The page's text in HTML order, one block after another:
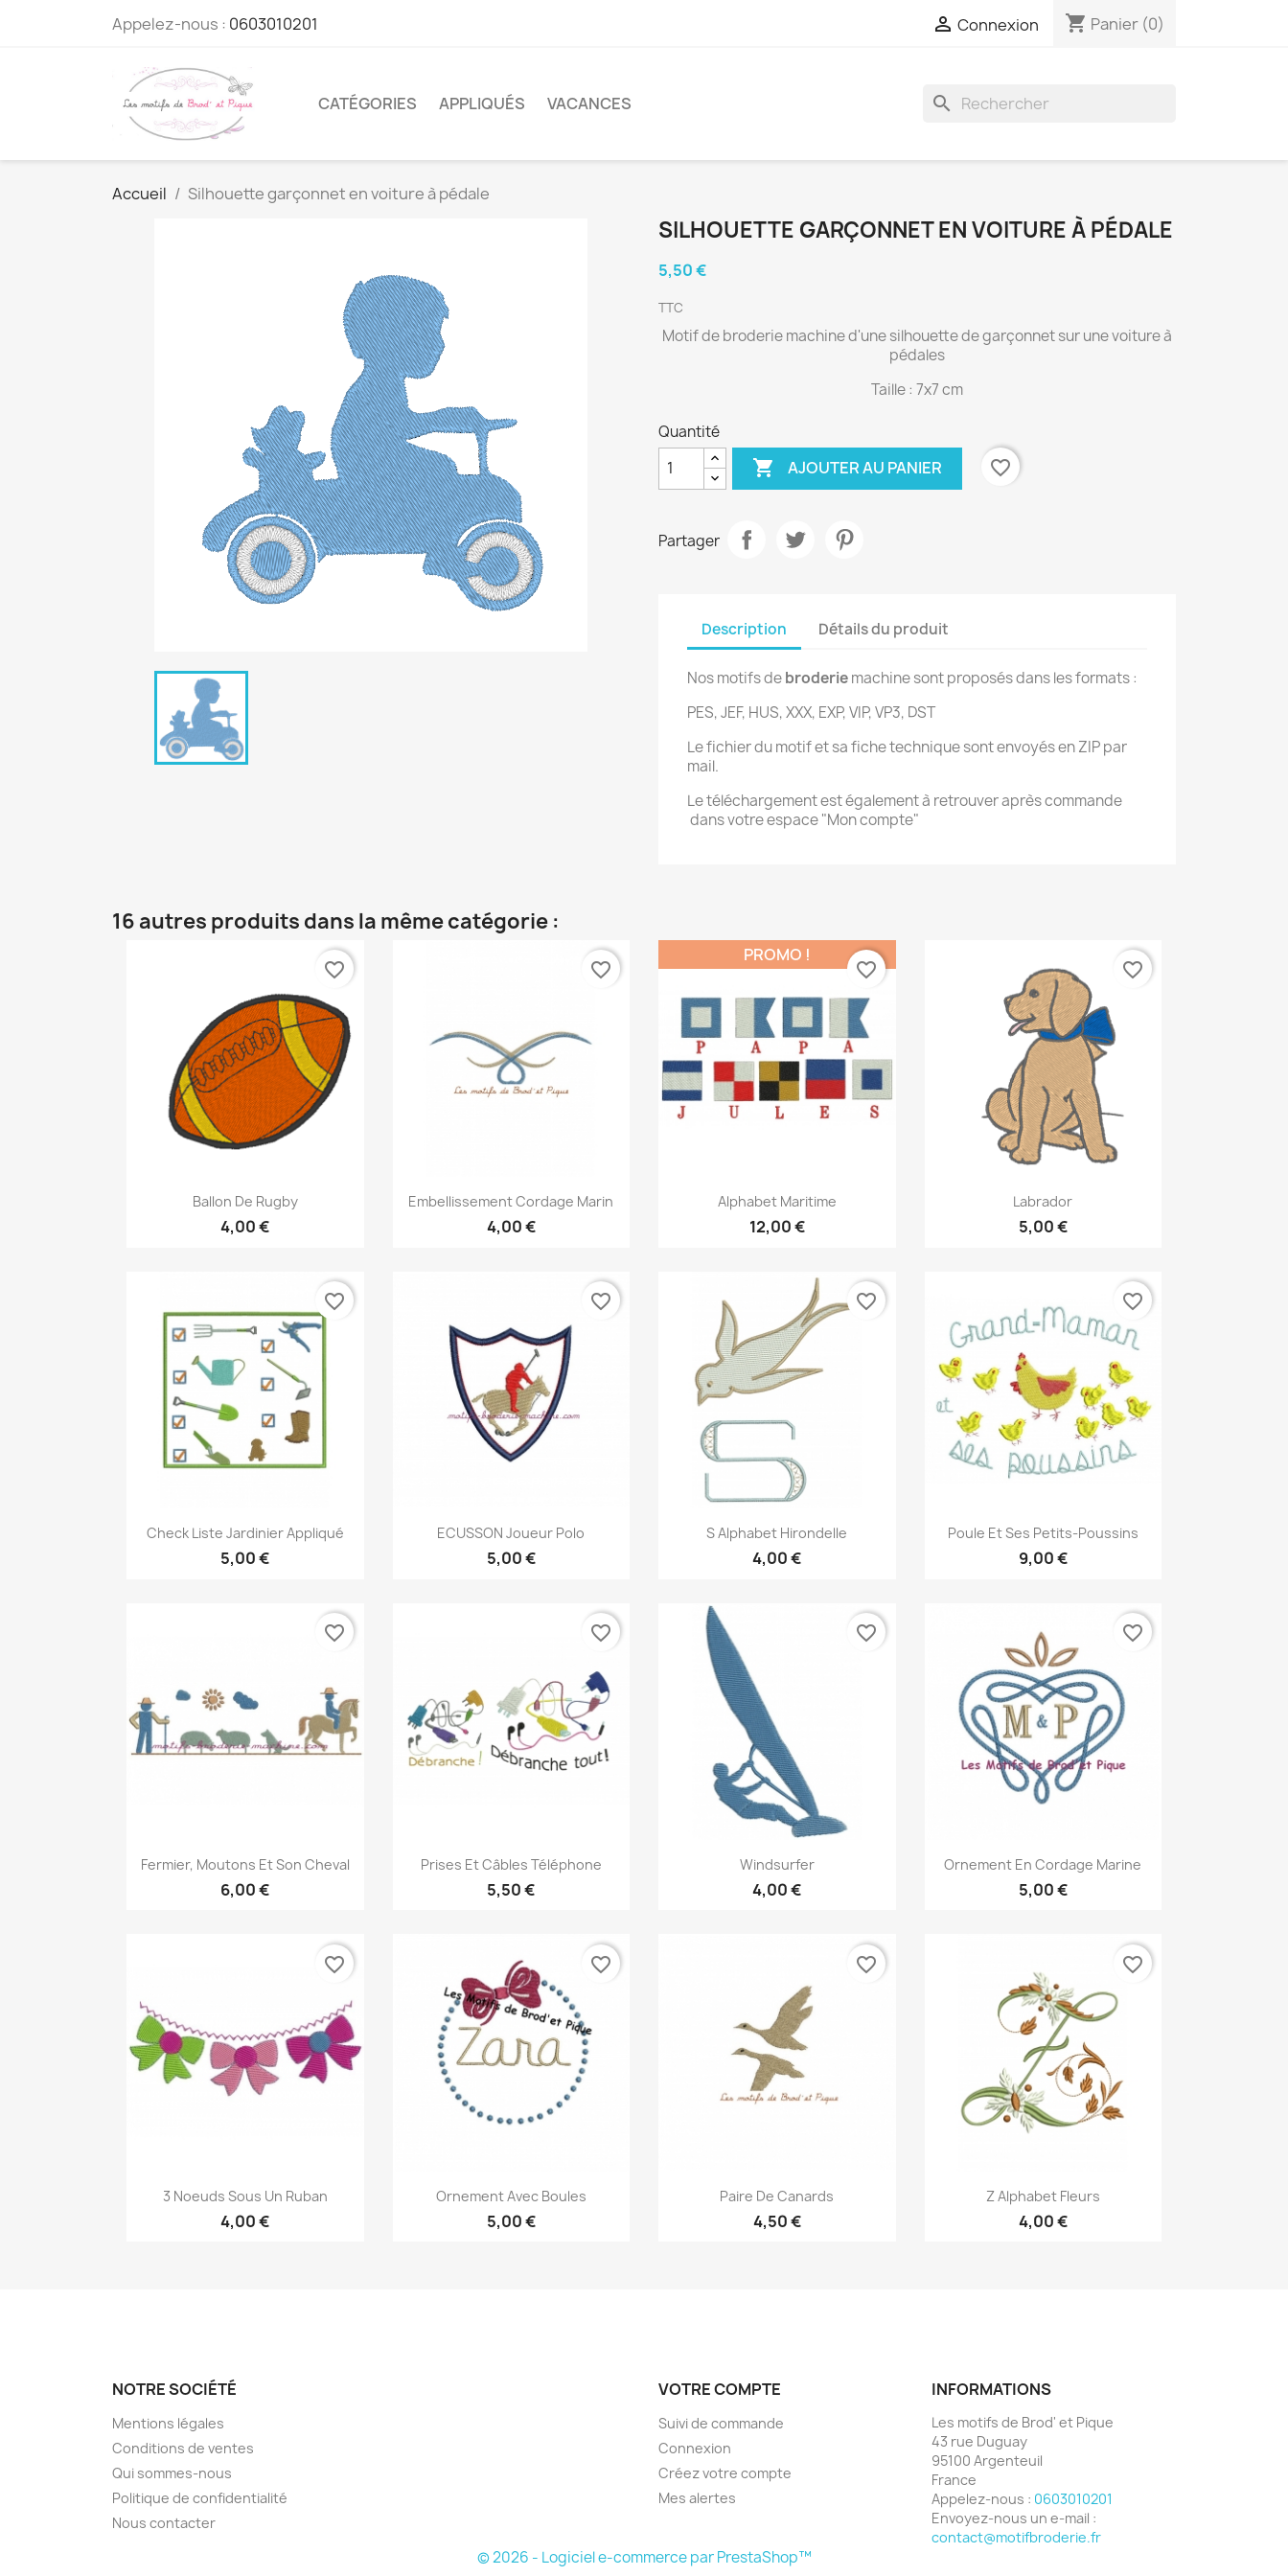
Appelez-nous : 0603010201  Connexion shopping_cart Panier (0)
search
CATÉGORIES APPLIQUÉS VACANCES
Accueil Silhouette garçonnet en voiture à pédale
SILHOUETTE GARÇONNET EN VOITURE À PÉDALE
5,50 €
TTC
Motif de broderie machine d'une silhouette de garçonnet sur une voiture à
pédales
Taille : 7x7 cm
Quantité
 AJOUTER AU PANIER favorite_border
Partager
Description Détails du produit
Nos motifs debroderiemachine sont proposés dans les formats :
PES, JEF, HUS, XXX, EXP, VIP, VP3, DST
Le fichier du motif et sa fiche technique sont envoyés en ZIP par
mail.
Le téléchargement est également à retrouver après commande
dans votre espace "Mon compte"
16 autres produits dans la même catégorie :
Aperçu rapide
Ballon De Rugby
4,00 €
favorite_border
Aperçu rapide
Embellissement Cordage Marin
4,00 €
favorite_border
Aperçu rapide
Alphabet Maritime
12,00 €
PROMO !
favorite_border
Aperçu rapide
Labrador
5,00 €
favorite_border
Aperçu rapide
Check Liste Jardinier Appliqué
5,00 €
favorite_border
Aperçu rapide
ECUSSON Joueur Polo
5,00 €
favorite_border
Aperçu rapide
S Alphabet Hirondelle
4,00 €
favorite_border
Aperçu rapide
Poule Et Ses Petits-Poussins
9,00 €
favorite_border
Aperçu rapide
Fermier, Moutons Et Son Cheval
6,00 €
favorite_border
Aperçu rapide
Prises Et Câbles Téléphone
5,50 €
favorite_border
Aperçu rapide
Windsurfer
4,00 €
favorite_border
Aperçu rapide
Ornement En Cordage Marine
5,00 €
favorite_border
Aperçu rapide
3 Noeuds Sous Un Ruban
4,00 €
favorite_border
Aperçu rapide
Ornement Avec Boules
5,00 €
favorite_border
Aperçu rapide
Paire De Canards
4,50 €
favorite_border
Aperçu rapide
Z Alphabet Fleurs
4,00 €
favorite_border
NOTRE SOCIÉTÉ
Mentions légales
Conditions de ventes
Qui sommes-nous
Politique de confidentialité
Nous contacter
VOTRE COMPTE
Suivi de commande
Connexion
Créez votre compte
Mes alertes
INFORMATIONS
Les motifs de Brod' et Pique
43 rue Duguay
95100 Argenteuil
France
Appelez-nous : 0603010201
Envoyez-nous un e-mail :
contact@motifbroderie.fr
© 2026 - Logiciel e-commerce par PrestaShop™